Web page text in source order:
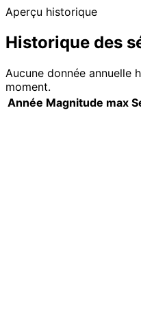
Aperçu historique
Historique des
Aucune donnée annuelle
moment.
Année Magnitude max